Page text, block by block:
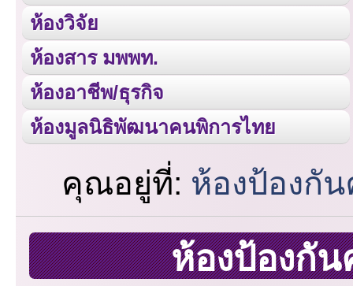
ห้องวิจัย
ห้องสาร มพพท.
ห้องอาชีพ/ธุรกิจ
ห้องมูลนิธิพัฒนาคนพิการไทย
คุณอยู่ที่: ห้องป้องกั
ห้องป้องกั